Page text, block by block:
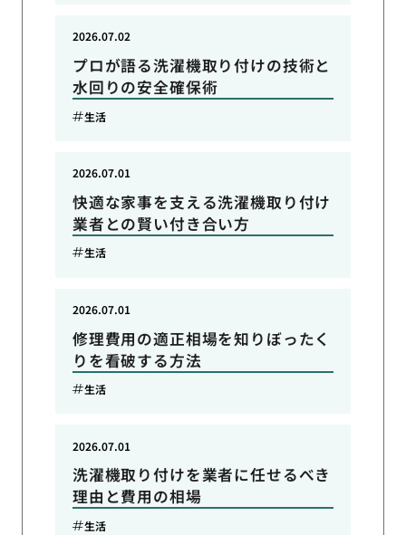
プロが語る洗濯機取り付けの技術と
水回りの安全確保術
2026.07.02
生活
快適な家事を支える洗濯機取り付け
業者との賢い付き合い方
2026.07.01
生活
修理費用の適正相場を知りぼったく
りを看破する方法
2026.07.01
生活
洗濯機取り付けを業者に任せるべき
理由と費用の相場
2026.07.01
生活